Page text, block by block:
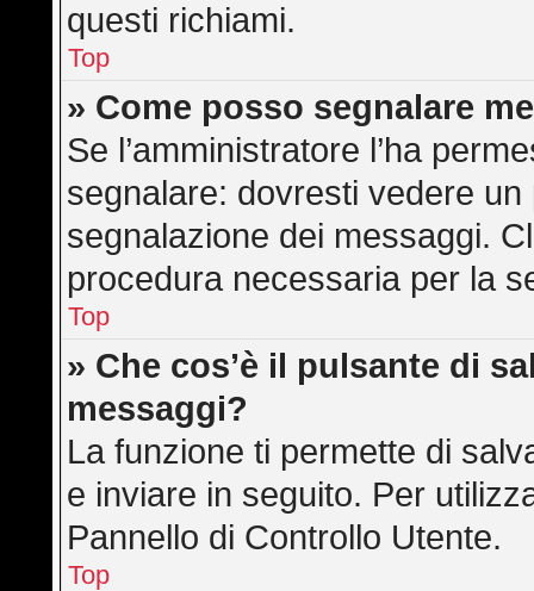
questi richiami.
Top
» Come posso segnalare
Se l’amministratore l’ha
segnalare: dovresti vedere
segnalazione dei messaggi.
procedura necessaria per la
Top
» Che cos’è il pulsante di
messaggi?
La funzione ti permette di
e inviare in seguito. Per
Pannello di Controllo Utente.
Top